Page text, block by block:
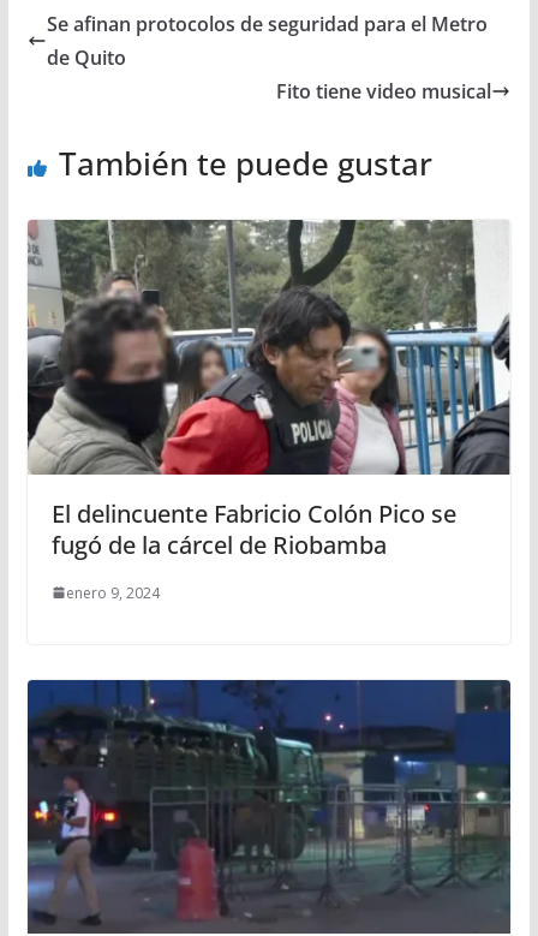
Se afinan protocolos de seguridad para el Metro
de Quito
Fito tiene video musical
También te puede gustar
El delincuente Fabricio Colón Pico se
fugó de la cárcel de Riobamba
enero 9, 2024